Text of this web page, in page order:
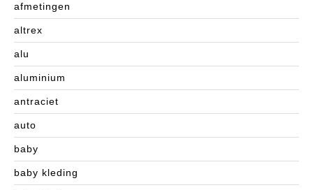
afmetingen
altrex
alu
aluminium
antraciet
auto
baby
baby kleding